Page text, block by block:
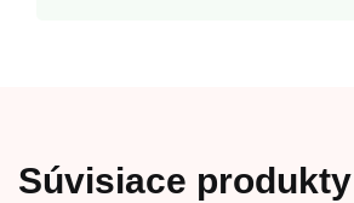
Súvisiace produkty